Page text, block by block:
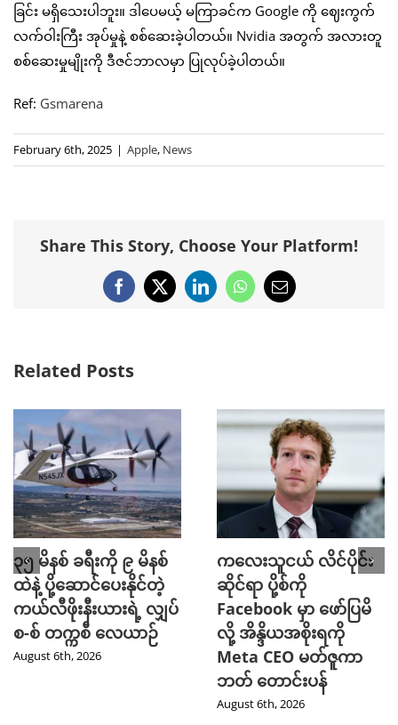
ခြင်း မရှိသေးပါဘူး။ ဒါပေမယ့် မကြာခင်က Google ကို ဈေးကွက်
လက်ဝါးကြီး အုပ်မှုနဲ့ စစ်ဆေးခဲ့ပါတယ်။ Nvidia အတွက် အလားတူ
စစ်ဆေးမှုမျိုးကို ဒီဇင်ဘာလမှာ ပြုလုပ်ခဲ့ပါတယ်။
Ref: Gsmarena
February 6th, 2025 | Apple, News
Share This Story, Choose Your Platform!
Facebook
X LinkedInWhatsApp
Email
Related Posts
၃၅ မိနစ် ခရီးကို ၉ မိနစ်
ထဲနဲ့ ပို့ဆောင်ပေးနိုင်တဲ့
ကယ်လီဖိုးနီးယားရဲ့ လျှပ်
စ-စ် တက္ကစီ လေယာဉ်
August 6th, 2026
ကလေးသူငယ် လိင်ပိုင်း
ဆိုင်ရာ ပို့စ်ကို
Facebook မှာ ဖော်ပြမိ
လို့ အိန္ဒိယအစိုးရကို
Meta CEO မတ်ဇူကာ
ဘတ် တောင်းပန်
August 6th, 2026